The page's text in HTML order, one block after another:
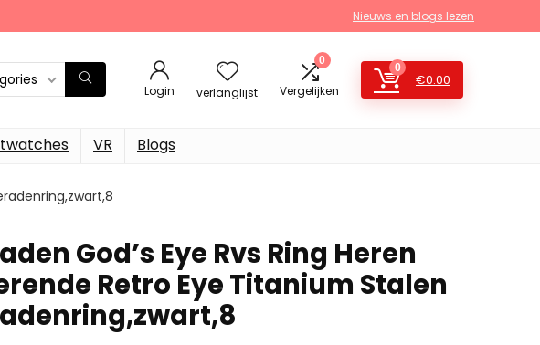
Nieuws en blogs lezen
Login verlanglijst
0
Vergelijken
0
€0.00
VR Blogs
God’s Eye Rvs Ring Heren
Retro Eye Titanium Stalen